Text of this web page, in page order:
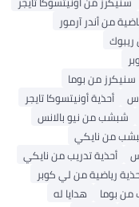
من أندر آرمور
سنيكرز من بوما
أحذية أونيتسوكا تايجر
شبشب من نيو بالانس
من نايكي
أحذية تدريب من نايكي
رياضية من لي كوبر
من بوما
هدايا له